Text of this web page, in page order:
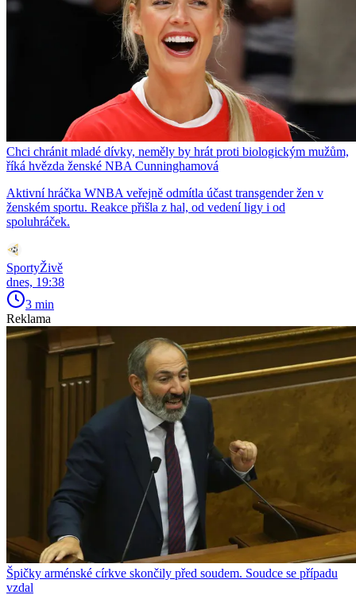
Chci chránit mladé dívky, neměly by hrát proti biologickým mužům,
říká hvězda ženské NBA Cunninghamová
Aktivní hráčka WNBA veřejně odmítla účast transgender žen v
ženském sportu. Reakce přišla z hal, od vedení ligy i od
spoluhráček.
SportyŽivě
dnes, 19:38
3 min
Reklama
Špičky arménské církve skončily před soudem. Soudce se případu
vzdal